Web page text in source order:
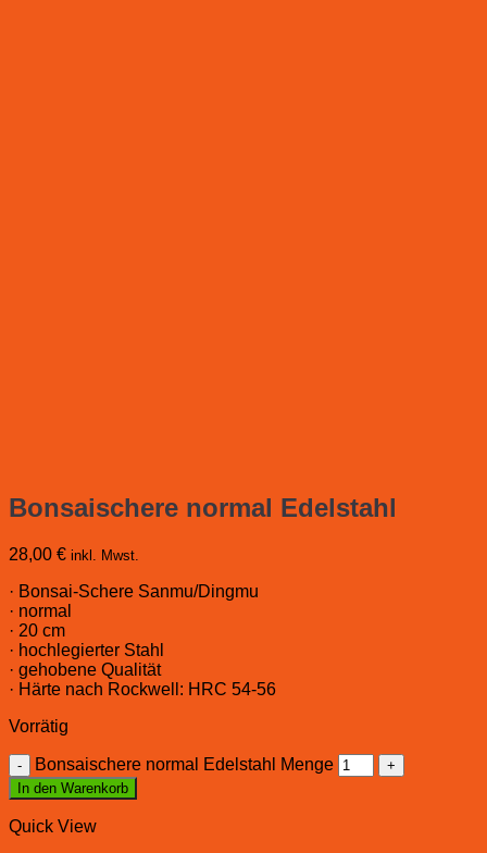
Bonsaischere normal Edelstahl
28,00 € inkl. Mwst.
· Bonsai-Schere Sanmu/Dingmu
· normal
· 20 cm
· hochlegierter Stahl
· gehobene Qualität
· Härte nach Rockwell: HRC 54-56
Vorrätig
Bonsaischere normal Edelstahl Menge
In den Warenkorb
Quick View